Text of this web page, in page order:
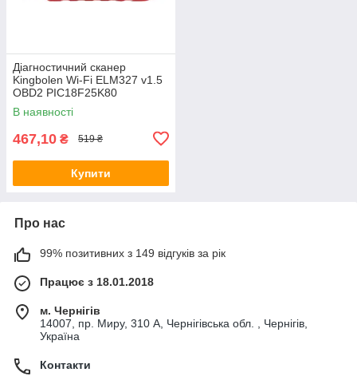
Діагностичний сканер
Kingbolen Wi-Fi ELM327 v1.5
OBD2 PIC18F25K80
В наявності
467,10 ₴ 519 ₴
Купити
Про нас
99% позитивних з 149 відгуків за рік
Працює з 18.01.2018
м. Чернігів
14007, пр. Миру, 310 А, Чернігівська обл. , Чернігів,
Україна
Контакти